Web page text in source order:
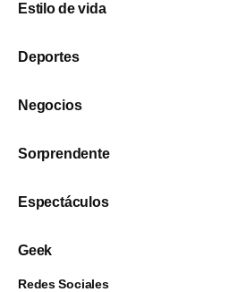
Estilo de vida
Deportes
Negocios
Sorprendente
Espectáculos
Geek
Redes Sociales